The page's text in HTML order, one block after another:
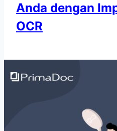
Anda dengan
OCR